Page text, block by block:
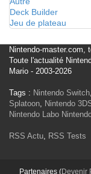
Deck Builder
Jeu de plateau
Nintendo-master.com,
Toute l'actualité
Mario - 2003-2026
Tags : Nintendo Switch,
Splatoon, Nintendo
Nintendo Labo
RSS Actu, RSS Tests
Partenaires (Devenir